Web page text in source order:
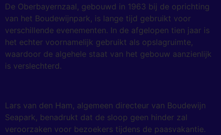
De Oberbayernzaal, gebouwd in 1963 bij de oprichting
van het Boudewijnpark, is lange tijd gebruikt voor
verschillende evenementen. In de afgelopen tien jaar is
het echter voornamelijk gebruikt als opslagruimte,
waardoor de algehele staat van het gebouw aanzienlijk
is verslechterd.
Lars van den Ham, algemeen directeur van Boudewijn
Seapark, benadrukt dat de sloop geen hinder zal
veroorzaken voor bezoekers tijdens de paasvakantie.